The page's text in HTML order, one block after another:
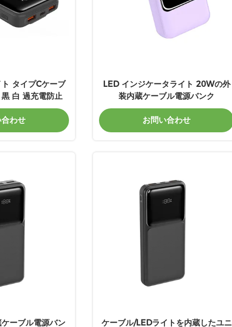
タイプCケーブ
白 過充電防止
わせ
LED インジケータライト 20Wの外
装内蔵ケーブル電源バンク
お問い合わせ
ーブル電源バン ケーブル/LEDライトを内蔵したユニ